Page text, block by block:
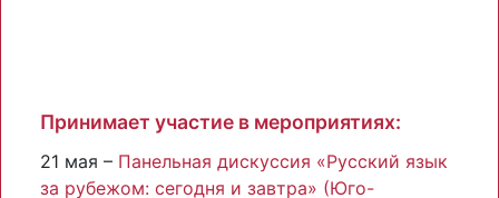
Принимает участие в мероприятиях:
21 мая – Панельная дискуссия «Русский язык
за рубежом: сегодня и завтра» (Юго-